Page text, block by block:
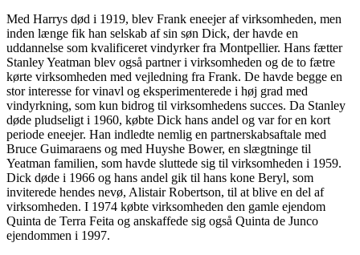
Med Harrys død i 1919, blev Frank eneejer af virksomheden, men
inden længe fik han selskab af sin søn Dick, der havde en
uddannelse som kvalificeret vindyrker fra Montpellier. Hans fætter
Stanley Yeatman blev også partner i virksomheden og de to fætre
kørte virksomheden med vejledning fra Frank. De havde begge en
stor interesse for vinavl og eksperimenterede i høj grad med
vindyrkning, som kun bidrog til virksomhedens succes. Da Stanley
døde pludseligt i 1960, købte Dick hans andel og var for en kort
periode eneejer. Han indledte nemlig en partnerskabsaftale med
Bruce Guimaraens og med Huyshe Bower, en slægtninge til
Yeatman familien, som havde sluttede sig til virksomheden i 1959.
Dick døde i 1966 og hans andel gik til hans kone Beryl, som
inviterede hendes nevø, Alistair Robertson, til at blive en del af
virksomheden. I 1974 købte virksomheden den gamle ejendom
Quinta de Terra Feita og anskaffede sig også Quinta de Junco
ejendommen i 1997.